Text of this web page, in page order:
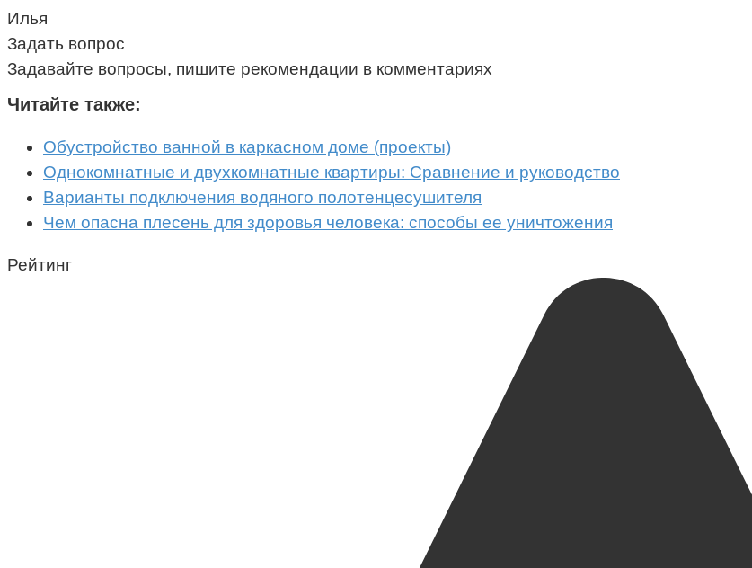
Илья
Задать вопрос
Задавайте вопросы, пишите рекомендации в комментариях
Читайте также:
Обустройство ванной в каркасном доме (проекты)
Однокомнатные и двухкомнатные квартиры: Сравнение и руководство
Варианты подключения водяного полотенцесушителя
Чем опасна плесень для здоровья человека: способы ее уничтожения
Рейтинг